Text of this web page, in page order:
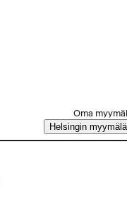
Oma
Helsingin myymälä